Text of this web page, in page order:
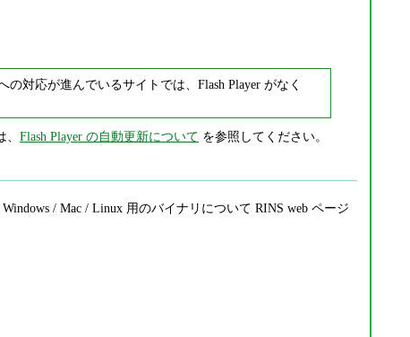
対応が進んでいるサイトでは、Flash Player がなく
Flash Player の自動更新について を参照してください。
/ Mac / Linux 用のバイナリについて RINS web ページ